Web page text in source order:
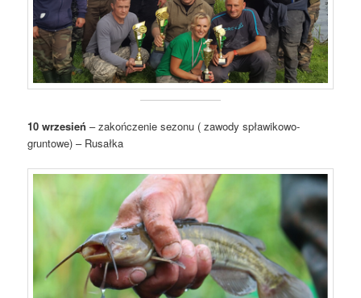
10 wrzesień– zakończenie sezonu ( zawody spławikowo-
gruntowe) – Rusałka